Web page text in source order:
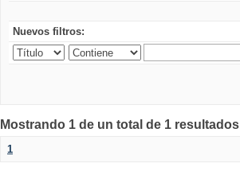
Nuevos filtros:
Mostrando 1 de un total de 1
1